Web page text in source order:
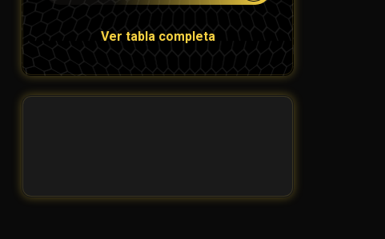
Ver tabla completa